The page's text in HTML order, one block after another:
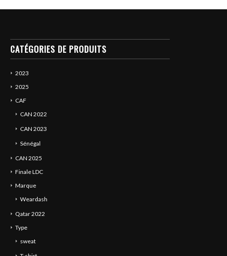
CATÉGORIES DE PRODUITS
2023
2025
CAF
CAN 2022
CAN 2023
Sénégal
CAN 2025
Finale LDC
Marque
Weardash
Qatar 2022
Type
sweat